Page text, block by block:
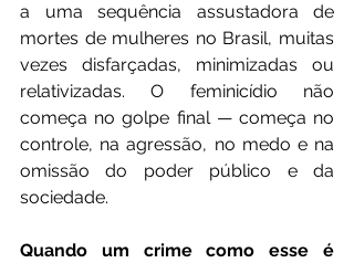
a uma sequência assustadora de
mortes de mulheres no Brasil, muitas
vezes disfarçadas, minimizadas ou
relativizadas. O feminicídio não
começa no golpe final — começa no
controle, na agressão, no medo e na
omissão do poder público e da
sociedade.
Quando um crime como esse é